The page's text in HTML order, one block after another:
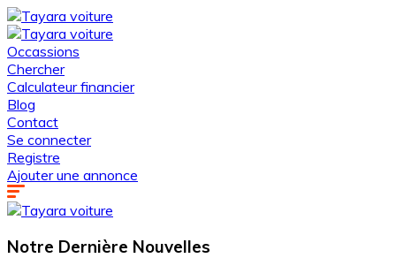
Occassions
Chercher
Calculateur financier
Blog
Contact
Se connecter
Registre
Ajouter une annonce
Notre Dernière Nouvelles